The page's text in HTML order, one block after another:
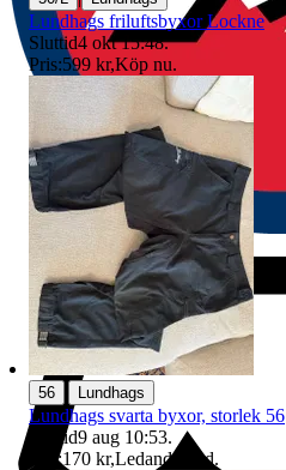
Lundhags friluftsbyxor Lockne
Sluttid4 okt 15:48.
Pris:599 kr,Köp nu.
56 Lundhags
Lundhags svarta byxor, storlek 56
Sluttid9 aug 10:53.
Pris:170 kr,Ledande bud.